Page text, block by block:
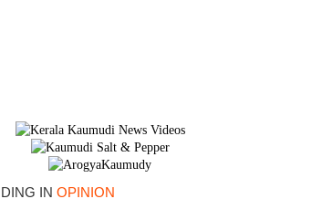
IN OPINION